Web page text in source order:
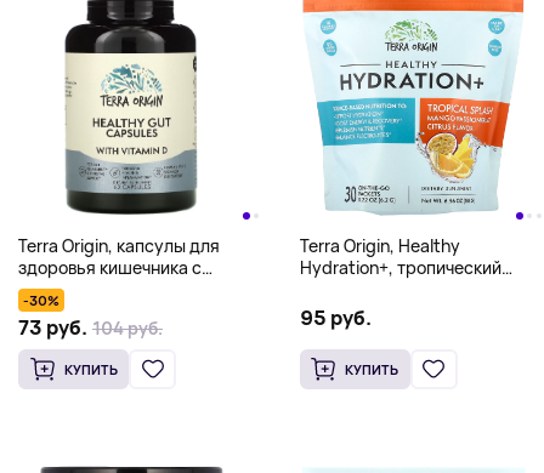
Terra Origin, капсулы для
здоровья кишечника с
витамином D, 60 капсул
-30%
73 руб. 104 руб.
КУПИТЬ
Terra Origin, Healthy
Hydration+, тропический
Go, 6,2 г (0,22 унции) каждый
95 руб.
КУПИТЬ